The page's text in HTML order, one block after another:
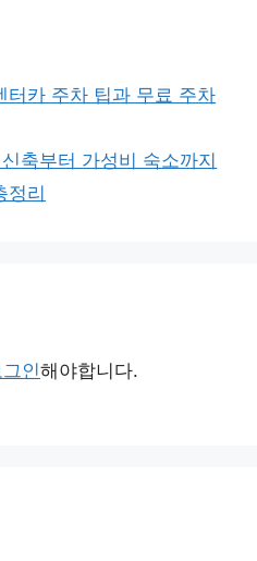
터카 주차 팁과 무료 주차
축부터 가성비 숙소까지
정리
인해야합니다.